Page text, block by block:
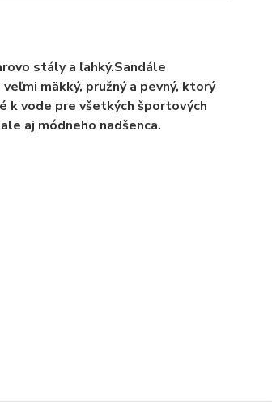
stály a ľahký.Sandále
mäkký, pružný a pevný, ktorý
k vode pre všetkých športových
aj módneho nadšenca.